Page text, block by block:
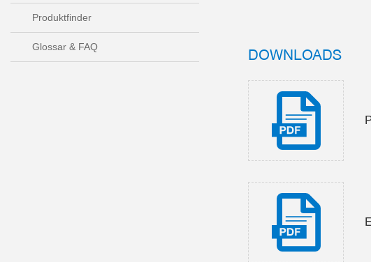
Produktfinder
Glossar & FAQ DOWNLOADS